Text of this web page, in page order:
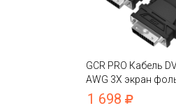
GCR PRO Кабель
AWG 3Х экран
1 698